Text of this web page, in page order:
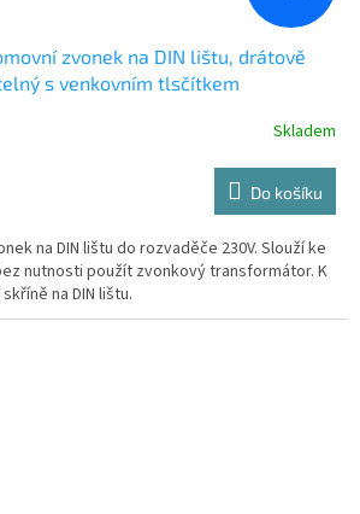
zvonek na DIN lištu, drátově
s venkovním tlsčítkem
Skladem
Do košíku
na DIN lištu do rozvaděče 230V. Slouží ke
nutnosti použít zvonkový transformátor. K
na DIN lištu.